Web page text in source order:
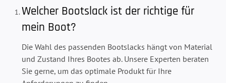
Welcher Bootslack ist der richtige für
mein Boot?
Die Wahl des passenden Bootslacks hängt von Material
und Zustand Ihres Bootes ab. Unsere Experten beraten
Sie gerne, um das optimale Produkt für Ihre